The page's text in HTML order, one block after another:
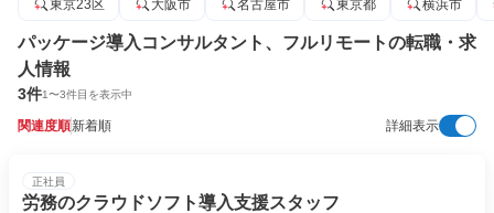
東京23区
大阪市 名古屋市 東京都 横浜市
パッケージ導入コンサルタント、フルリモートの転職・求
人情報
3件1〜3件目を表示中
関連度順新着順 詳細表示
正社員
労務のクラウドソフト導入支援スタッフ